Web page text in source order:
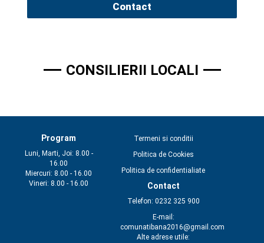
Contact
CONSILIERII LOCALI
Program
Luni, Marti, Joi: 8.00 -
16.00
Miercuri: 8.00 - 16.00
Vineri: 8.00 - 16.00
Termeni si conditii
Politica de Cookies
Politica de confidentialiate
Contact
Telefon: 0232 325 900
E-mail:
comunatibana2016@gmail.com
Alte adrese utile: